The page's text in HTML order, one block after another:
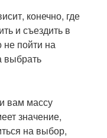
конечно, где
и съездить в
не пойти на
выбрать
вам массу
значение,
на выбор,